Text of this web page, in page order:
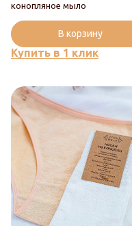
конопляное мыло
Купить в 1 клик
В корзину